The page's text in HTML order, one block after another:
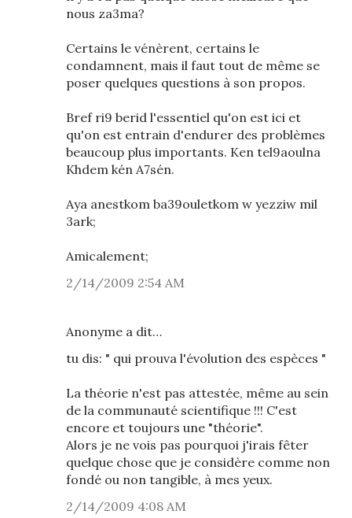
nous za3ma?
Certains le vénèrent, certains le
condamnent, mais il faut tout de même se
poser quelques questions à son propos.
Bref ri9 berid l'essentiel qu'on est ici et
qu'on est entrain d'endurer des problèmes
beaucoup plus importants. Ken tel9aoulna
Khdem kén A7sén.
Aya anestkom ba39ouletkom w yezziw mil
3ark;
Amicalement;
2/14/2009 2:54 AM
Anonyme a dit…
tu dis: " qui prouva l'évolution des espèces "
La théorie n'est pas attestée, même au sein
de la communauté scientifique !!! C'est
encore et toujours une "théorie".
Alors je ne vois pas pourquoi j'irais fêter
quelque chose que je considère comme non
fondé ou non tangible, à mes yeux.
2/14/2009 4:08 AM